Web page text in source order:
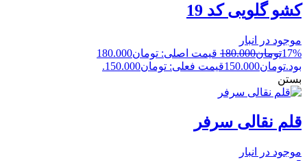
کشو گلویی کد 19
موجود در انبار
17%تومان180.000
قیمت اصلی: تومان180.000
بود.تومان150.000قیمت فعلی: تومان150.000.
بستن
قلم نقالی سرفر
موجود در انبار